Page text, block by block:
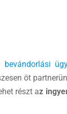
bevándorlási
öt
részt az